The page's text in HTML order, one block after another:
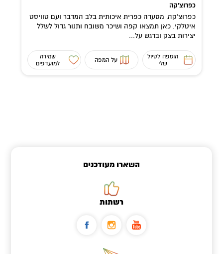
כפרוצ'קה
כפרוצ'קה, מסעדה כפרית איכותית בלב המדבר ועם טוויסט
איטלקי. כאן תמצאו קפה ושיכר משובח ותנור גדול לשלל
יצירות בצק ובדגש על...
הוספה לטיול
שלי
על המפה
שמירה
למועדפים
השארו מעודכנים
רשתות